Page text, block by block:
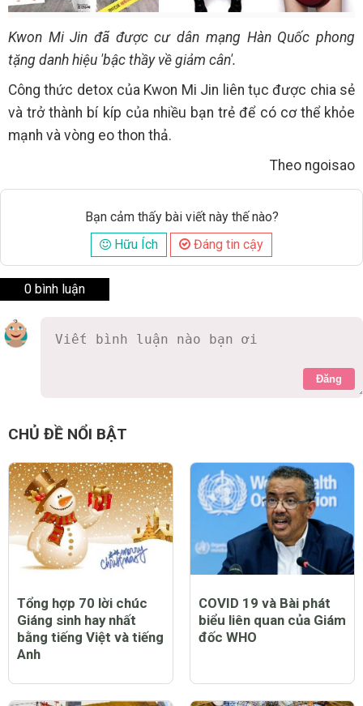
Kwon Mi Jin đã được cư dân mạng Hàn Quốc phong
tặng danh hiệu 'bậc thầy về giảm cân'.
Công thức detox của Kwon Mi Jin liên tục được chia sẻ
và trở thành bí kíp của nhiều bạn trẻ để có cơ thể khỏe
mạnh và vòng eo thon thả.
Theo ngoisao
Bạn cảm thấy bài viết này thế nào?
Hữu Ích
Đáng tin cậy
0 bình luận
Đăng
CHỦ ĐỀ NỔI BẬT
Tổng hợp 70 lời chúc
Giáng sinh hay nhất
bằng tiếng Việt và tiếng
Anh
COVID 19 và Bài phát
biểu liên quan của Giám
đốc WHO